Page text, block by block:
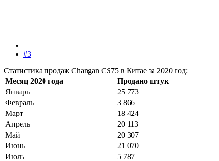
#3
Статистика продаж Changan CS75 в Китае за 2020 год:
Месяц 2020 года
Продано штук
Январь
25 773
Февраль
3 866
Март
18 424
Апрель
20 113
Май
20 307
Июнь
21 070
Июль
5 787